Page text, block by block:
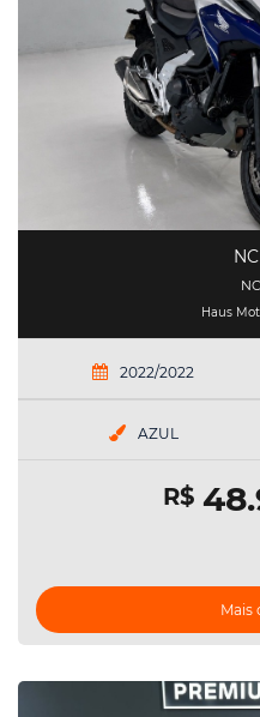
Haus
2022/2022
AZUL
R$
Mais